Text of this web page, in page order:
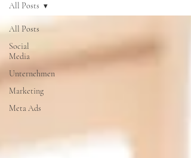
All Posts
Social
Media
Unternehmen
Marketing
Meta Ads
All Posts